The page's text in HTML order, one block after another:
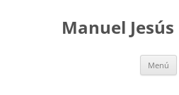
contenidoManuel
Menú